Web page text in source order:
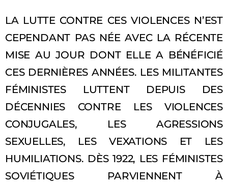
LA LUTTE CONTRE CES VIOLENCES N’EST
CEPENDANT PAS NÉE AVEC LA RÉCENTE
MISE AU JOUR DONT ELLE A BÉNÉFICIÉ
CES DERNIÈRES ANNÉES. LES MILITANTES
FÉMINISTES LUTTENT DEPUIS DES
DÉCENNIES CONTRE LES VIOLENCES
CONJUGALES, LES AGRESSIONS
SEXUELLES, LES VEXATIONS ET LES
HUMILIATIONS. DÈS 1922, LES FÉMINISTES
SOVIÉTIQUES PARVIENNENT À